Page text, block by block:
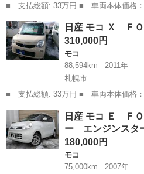
■ 支払総額: 33万円 ■ 車両本体価格： 310,000 円 ■ メーカー
名： 日産 ■ 車種名： モコ ■ グ
排気量： 660cc ■ ドア枚数： 5D ■
北海道 札幌市 モコ
日産 モコ Ｘ ＦＯ
310,000円
モコ
88,594km
2011年
札幌市
■ 支払総額: 33万円 ■ 車両本体価格： 310,000 円 ■ メーカー
名： 日産 ■ 車種名： モコ ■ グ
排気量： 660cc ■ ドア枚数： 5D
北海道 札幌市 モコ
日産 モコ Ｅ Ｆ
ー エンジンスタ
180,000円
モコ
75,000km
2007年